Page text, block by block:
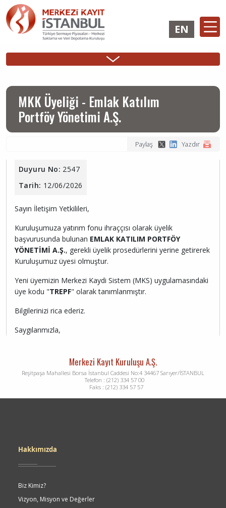
Ana
içeriğe
atla
ÜYELİK
İşlemleri
İHRAÇÇI
Girişi
YATIRIMCI
Girişi
Ana
gezinti
EN
Sidebar
MKK Üyeliği - Emlak Katılım
Portföy Yönetimi A.Ş.
Paylaş Yazdır
Duyuru No: 2547
Tarih: 12/06/2026
Sayın İletişim Yetkilileri,
Kuruluşumuza yatırım fonu ihraççısı olarak üyelik
başvurusunda bulunan EMLAK KATILIM PORTFÖY
YÖNETİMİ A.Ş., gerekli üyelik prosedürlerini yerine getirerek
Kuruluşumuz üyesi olmuştur.
Yeni üyemizin Merkezi Kaydi Sistem (MKS) uygulamasındaki
üye kodu "TREPF" olarak tanımlanmıştır.
Bilgilerinizi rica ederiz.
Saygılarımızla,
Merkezi Kayıt Kuruluşu A.Ş.
Reşitpaşa Mahallesi Borsa İstanbul Caddesi No:4 34467 Sarıyer/İSTANBUL
Telefon : (212) 334 57 00
Faks : (212) 334 57 57
Hakkımızda
Biz Kimiz?
Vizyon, Misyon ve Değerler